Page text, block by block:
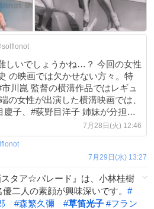
しょうかね…？ 今回の女性
の映画では欠かせない方々。特
川崑 監督の横溝作品ではレギュ
慶子、#荻野目洋子 姉妹が分担し
！ x.com/solflonot/stat…7月28日(火) 12:46
7月29日(水) 13:27
タア☆パレード』は、小林桂樹
二人の素顔が興味深いです。 #
#森繁久彌 #草笛光子 #フラン